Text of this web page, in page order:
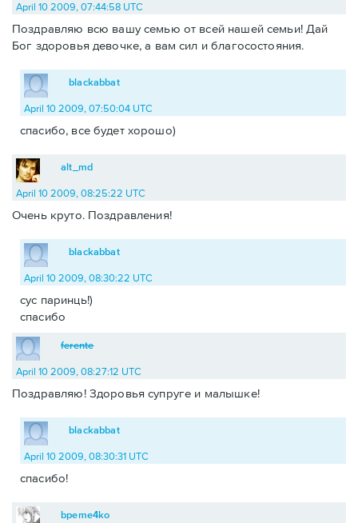
April 10 2009, 07:44:58 UTC
Поздравляю всю вашу семью от всей нашей семьи! Дай
Бог здоровья девочке, а вам сил и благосостояния.
blackabbat
April 10 2009, 07:50:04 UTC
спасибо, все будет хорошо)
alt_md
April 10 2009, 08:25:22 UTC
Очень круто. Поздравления!
blackabbat
April 10 2009, 08:30:22 UTC
сус паринць!)
спасибо
ferente
April 10 2009, 08:27:12 UTC
Поздравляю! Здоровья супруге и малышке!
blackabbat
April 10 2009, 08:30:31 UTC
спасибо!
bpeme4ko